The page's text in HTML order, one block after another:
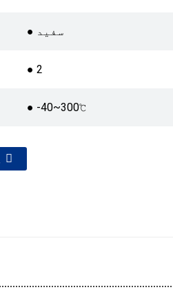
● سفید
● 2
● -40~300℃